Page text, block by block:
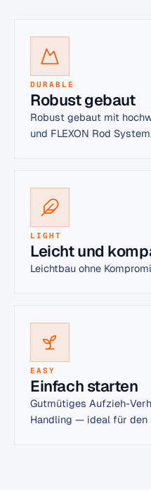
B2B-PREISE
DURABLE
Robust gebaut
Robust gebaut mit
und FLEXON Rod
LIGHT
Leicht und
Leichtbau ohne
EASY
Einfach starten
Gutmütiges Aufzieh-
Handling — ideal für